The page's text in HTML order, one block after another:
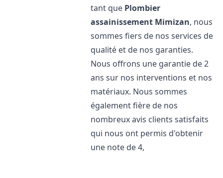
tant que Plombier
assainissement Mimizan, nous
sommes fiers de nos services de
qualité et de nos garanties.
Nous offrons une garantie de 2
ans sur nos interventions et nos
matériaux. Nous sommes
également fière de nos
nombreux avis clients satisfaits
qui nous ont permis d'obtenir
une note de 4,